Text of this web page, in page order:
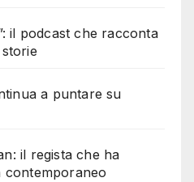
il podcast che racconta
a puntare su
il regista che ha
contemporaneo